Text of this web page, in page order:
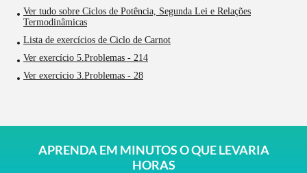
Ver tudo sobre Ciclos de Potência, Segunda Lei e Relações
Termodinâmicas
Lista de exercícios de Ciclo de Carnot
Ver exercício 5.Problemas - 214
Ver exercício 3.Problemas - 28
APRENDA EM MINUTOS O QUE LEVARIA
HORAS